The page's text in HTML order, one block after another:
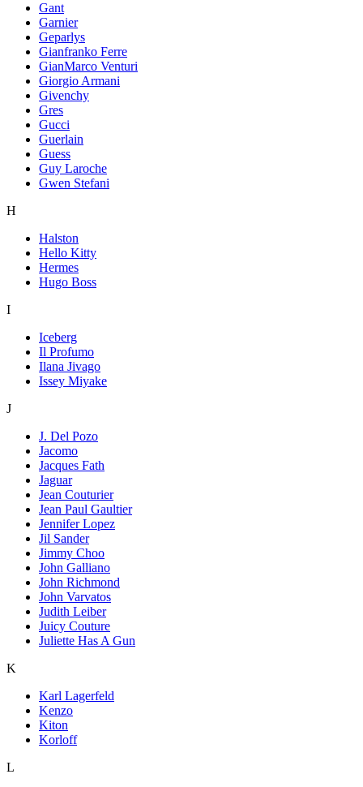
Gant
Garnier
Geparlys
Gianfranko Ferre
GianMarco Venturi
Giorgio Armani
Givenchy
Gres
Gucci
Guerlain
Guess
Guy Laroche
Gwen Stefani
H
Halston
Hello Kitty
Hermes
Hugo Boss
I
Iceberg
Il Profumo
Ilana Jivago
Issey Miyake
J
J. Del Pozo
Jacomo
Jacques Fath
Jaguar
Jean Couturier
Jean Paul Gaultier
Jennifer Lopez
Jil Sander
Jimmy Choo
John Galliano
John Richmond
John Varvatos
Judith Leiber
Juicy Couture
Juliette Has A Gun
K
Karl Lagerfeld
Kenzo
Kiton
Korloff
L